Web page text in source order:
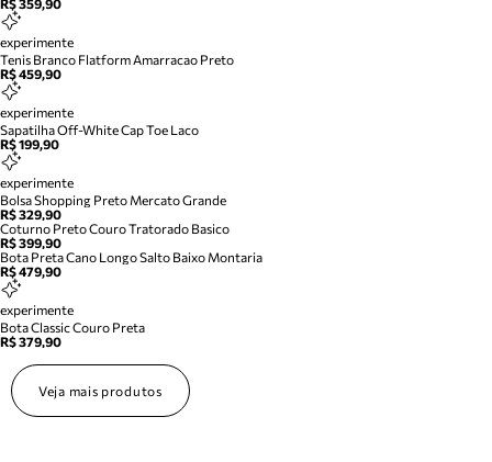
R$ 359,90
experimente
Tenis Branco Flatform Amarracao Preto
R$ 459,90
experimente
Sapatilha Off-White Cap Toe Laco
R$ 199,90
experimente
Bolsa Shopping Preto Mercato Grande
R$ 329,90
Coturno Preto Couro Tratorado Basico
R$ 399,90
Bota Preta Cano Longo Salto Baixo Montaria
R$ 479,90
experimente
Bota Classic Couro Preta
R$ 379,90
Veja mais produtos